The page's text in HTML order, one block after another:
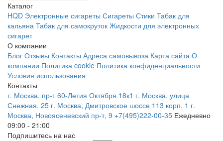
Каталог
HQD Электронные сигареты Сигареты Стики Табак для
кальяна Табак для самокруток Жидкости для электронных
сигарет
О компании
Блог Отзывы Контакты Адреса самовывоза Карта сайта О
компании Политика cookie Политика конфиденциальности
Условия использования
Контакты
г. Москва, пр-т 60-Летия Октября 18к1 г. Москва, улица
Снежная, 25 г. Москва, Дмитровское шоссе 113 корп. 1 г.
Москва, Новоясеневский пр-т, 9 +7(495)222-00-35 Ежедневно
09:00 - 21:00
Подпишитесь на нас